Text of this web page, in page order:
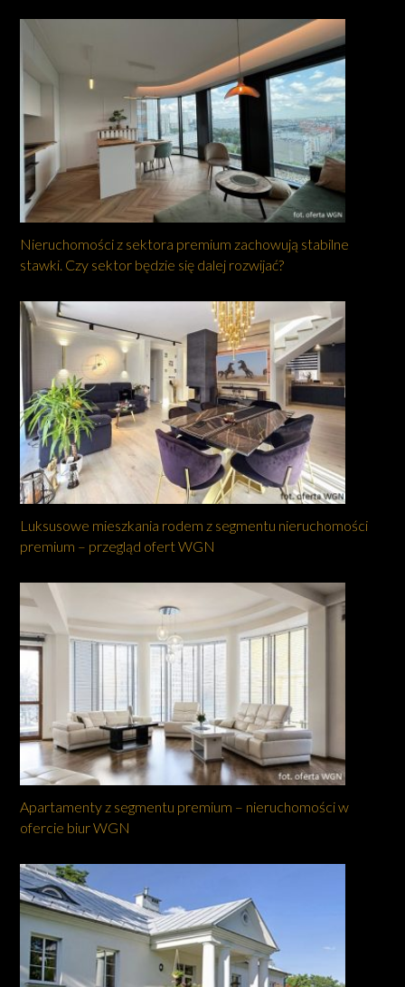
Nieruchomości z sektora premium zachowują stabilne
stawki. Czy sektor będzie się dalej rozwijać?
Luksusowe mieszkania rodem z segmentu nieruchomości
premium – przegląd ofert WGN
Apartamenty z segmentu premium – nieruchomości w
ofercie biur WGN